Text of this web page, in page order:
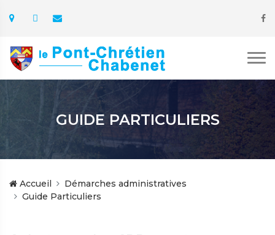
GUIDE PARTICULIERS
Accueil
Démarches administratives
Guide Particuliers